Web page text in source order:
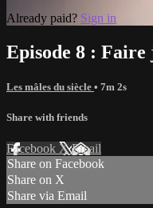
Already paid? Sign in
Episode 8 :
Les mâles du siècle • 7m 2s
Share with friends
Facebook XEmail
Share on Facebook
Share on X
Share via Email